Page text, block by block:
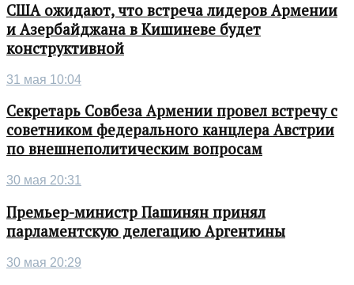
США ожидают, что встреча лидеров Армении
и Азербайджана в Кишиневе будет
конструктивной
31 мая 10:04
Секретарь Совбеза Армении провел встречу с
советником федерального канцлера Австрии
по внешнеполитическим вопросам
30 мая 20:31
Премьер-министр Пашинян принял
парламентскую делегацию Аргентины
30 мая 20:29